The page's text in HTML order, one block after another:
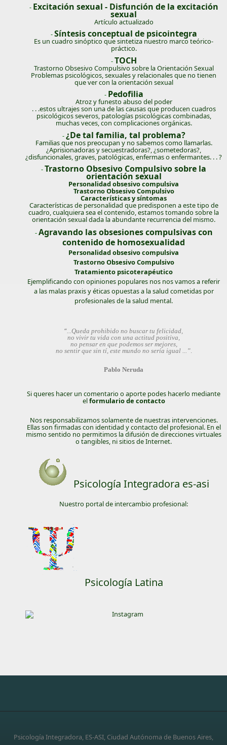
- Excitación sexual - Disfunción de la excitación
sexual
Artículo actualizado
-Síntesis conceptual de psicointegra
Es un cuadro sinóptico que sintetiza nuestro marco teórico-
práctico.
-TOCH
Trastorno Obsesivo Compulsivo sobre la Orientación Sexual
Problemas psicológicos, sexuales y relacionales que no tienen
que ver con la orientación sexual
- Pedofilia
Atroz y funesto abuso del poder
. . .estos ultrajes son una de las causas que producen cuadros
psicológicos severos, patologías psicológicas combinadas,
muchas veces, con complicaciones orgánicas.
-¿De tal familia, tal problema?
Familias que nos preocupan y no sabemos como llamarlas.
¿Aprisionadoras y secuestradoras?, ¿sometedoras?,
¿disfuncionales, graves, patológicas, enfermas o enfermantes. . . ?
-Trastorno Obsesivo Compulsivo sobre la
orientación sexual
Personalidad obsesivo compulsiva
Trastorno Obsesivo Compulsivo
Características y síntomas
Características de personalidad que predisponen a este tipo de
cuadro, cualquiera sea el contenido, estamos tomando sobre la
orientación sexual dada la abundante recurrencia del mismo.
-Agravando las obsesiones compulsivas con
contenido de homosexualidad
Personalidad obsesivo compulsiva
Trastorno Obsesivo Compulsivo
Tratamiento psicoterapéutico
Ejemplificando con opiniones populares nos nos vamos a referir
a las malas praxis y éticas opuestas a la salud cometidas por
profesionales de la salud mental.
“...Queda prohibido no buscar tu felicidad,
no vivir tu vida con una actitud positiva,
no pensar en que podemos ser mejores,
no sentir que sin tí, este mundo no sería igual ...”.
Pablo Neruda
Si queres hacer un comentario o aporte podes hacerlo mediante
elformulario de contacto
Nos responsabilizamos solamente de nuestras intervenciones.
Ellas son firmadas con identidad y contacto del profesional. En el
mismo sentido no permitimos la difusión de direcciones virtuales
o tangibles, ni sitios de Internet.
Psicología Integradora es-asi
Nuestro portal de intercambio profesional:
Psicología Latina
Psicología Integradora, ES-ASI, Ciudad Autónoma de Buenos Aires,